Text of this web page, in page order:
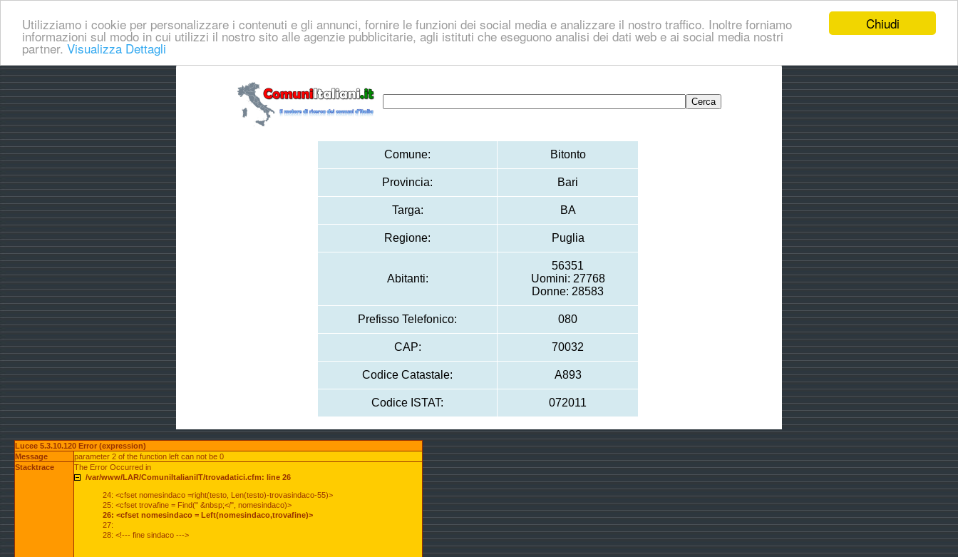
Chiudi
Utilizziamo i cookie per personalizzare i contenuti e gli annunci, fornire le funzioni dei social media e analizzare il nostro traffico. Inoltre forniamo
informazioni sul modo in cui utilizzi il nostro sito alle agenzie pubblicitarie, agli istituti che eseguono analisi dei dati web e ai social media nostri
partner. Visualizza Dettagli
Comune: Bitonto
Provincia: Bari
Targa: BA
Regione: Puglia
Abitanti:
56351
Uomini: 27768
Donne: 28583
Prefisso Telefonico: 080
CAP: 70032
Codice Catastale: A893
Codice ISTAT: 072011
Lucee 5.3.10.120 Error (expression)
Message
parameter 2 of the function left can not be 0
Stacktrace
The Error Occurred in
/var/www/LAR/ComuniItalianiIT/trovadatici.cfm: line 26
24: <cfset nomesindaco =right(testo, Len(testo)-trovasindaco-55)>
25: <cfset trovafine = Find(" &nbsp;</", nomesindaco)>
26: <cfset nomesindaco = Left(nomesindaco,trovafine)>
27:
28: <!--- fine sindaco --->